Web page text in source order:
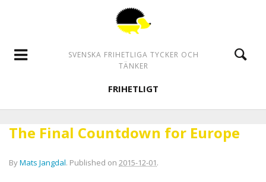
SVENSKA FRIHETLIGA TYCKER OCH
TÄNKER
FRIHETLIGT
The Final Countdown for Europe
ByMats Jangdal. Published on 2015-12-01.